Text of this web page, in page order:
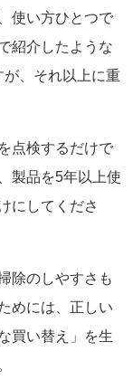
使い方ひとつで
紹介したような
が、それ以上に重
点検するだけで
製品を5年以上使
にしてくださ
除のしやすさも
めには、正しい
買い替え」を生